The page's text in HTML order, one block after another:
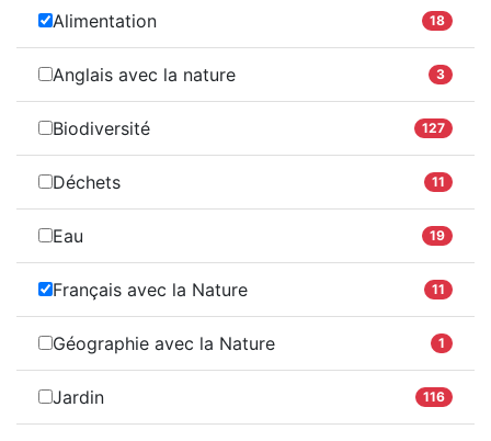
Alimentation 18
Anglais avec la nature 3
Biodiversité 127
Déchets 11
Eau 19
Français avec la Nature 11
Géographie avec la Nature 1
Jardin 116